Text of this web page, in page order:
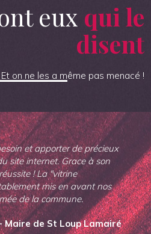
eux qui le
disent
Et on ne les a même pas menacé !
et apporter de précieux
site internet. Grace à son
! La "vitrine
mis en avant nos
de la commune.
Maire de St Loup Lamairé